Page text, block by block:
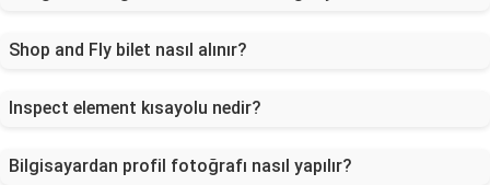
Shop and Fly bilet nasıl alınır?
Inspect element kısayolu nedir?
Bilgisayardan profil fotoğrafı nasıl yapılır?